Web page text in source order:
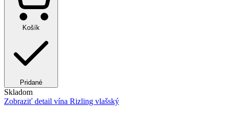
Košík
Pridané
Skladom
Zobraziť detail vína Rizling vlašský